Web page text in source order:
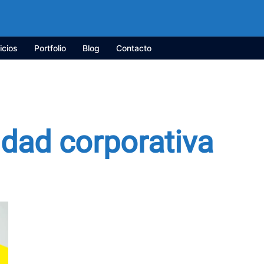
Portfolio Blog Contacto
corporativa